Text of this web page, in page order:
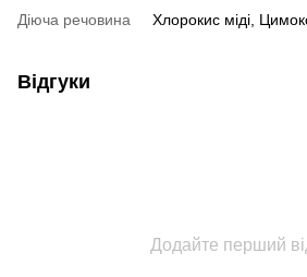
Діюча речовина
Хлорокис міді,
Відгуки
Додайте перший